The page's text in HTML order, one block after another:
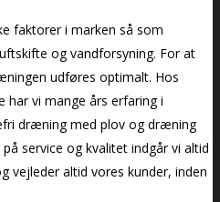
faktorer i marken så som
og vandforsyning. For at
udføres optimalt. Hos
har vi mange års erfaring i
dræning med plov og dræning
service og kvalitet indgår vi altid
vejleder altid vores kunder, inden